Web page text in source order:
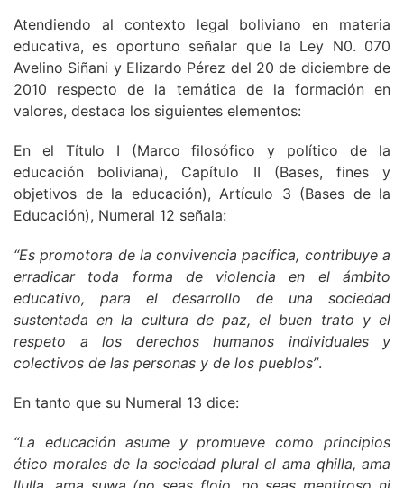
Atendiendo al contexto legal boliviano en materia
educativa, es oportuno señalar que la Ley N0. 070
Avelino Siñani y Elizardo Pérez del 20 de diciembre de
2010 respecto de la temática de la formación en
valores, destaca los siguientes elementos:
En el Título I (Marco filosófico y político de la
educación boliviana), Capítulo II (Bases, fines y
objetivos de la educación), Artículo 3 (Bases de la
Educación), Numeral 12 señala:
“Es promotora de la convivencia pacífica, contribuye a
erradicar toda forma de violencia en el ámbito
educativo, para el desarrollo de una sociedad
sustentada en la cultura de paz, el buen trato y el
respeto a los derechos humanos individuales y
colectivos de las personas y de los pueblos”.
En tanto que su Numeral 13 dice:
“La educación asume y promueve como principios
ético morales de la sociedad plural el ama qhilla, ama